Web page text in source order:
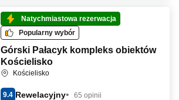
Natychmiastowa rezerwacja
Popularny wybór
Górski Pałacyk kompleks obiektów
Kościelisko
Kościelisko
9.4 Rewelacyjny 65 opinii